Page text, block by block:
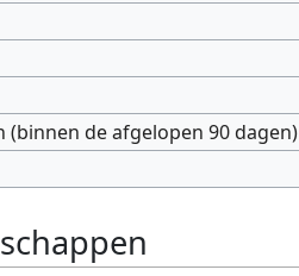
(binnen de afgelopen 90 dagen)